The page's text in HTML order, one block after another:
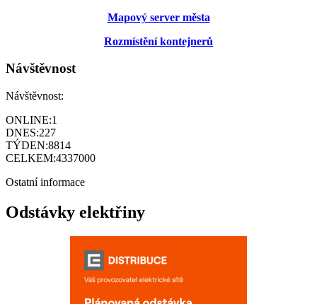
Mapový server města
Rozmístění kontejnerů
Návštěvnost
Návštěvnost:
ONLINE:1
DNES:227
TÝDEN:8814
CELKEM:4337000
Ostatní informace
Odstávky elektřiny